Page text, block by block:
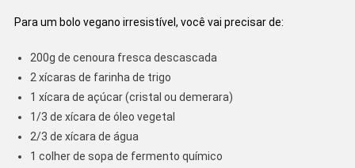
Para um bolo vegano irresistível, você vai precisar de:
200g de cenoura fresca descascada
2 xícaras de farinha de trigo
1 xícara de açúcar (cristal ou demerara)
1/3 de xícara de óleo vegetal
2/3 de xícara de água
1 colher de sopa de fermento químico